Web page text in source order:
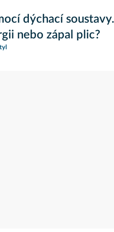
dýchací
nebo zápal plic?